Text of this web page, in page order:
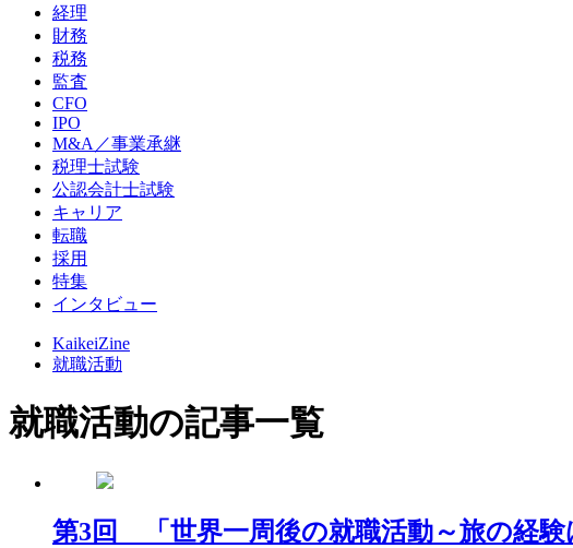
経理
財務
税務
監査
CFO
IPO
M&A／事業承継
税理士試験
公認会計士試験
キャリア
転職
採用
特集
インタビュー
KaikeiZine
就職活動
就職活動の記事一覧
第3回 「世界一周後の就職活動～旅の経験